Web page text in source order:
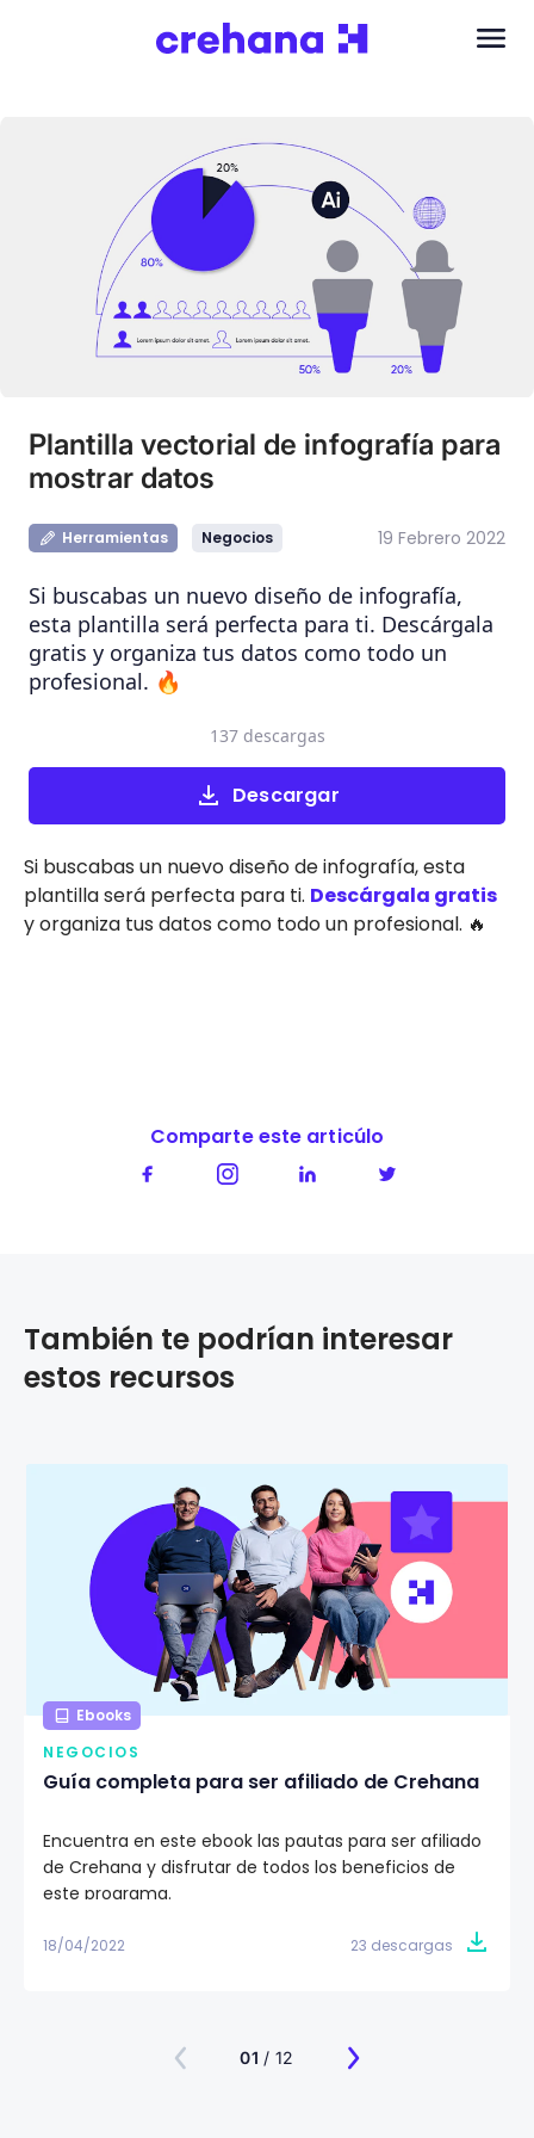
Plantilla vectorial de infografía para
mostrar datos
Herramientas Negocios 19 Febrero 2022
Si buscabas un nuevo diseño de infografía,
esta plantilla será perfecta para ti. Descárgala
gratis y organiza tus datos como todo un
profesional. 🔥
Descargar
137 descargas
Si buscabas un nuevo diseño de infografía, esta
plantilla será perfecta para ti. Descárgala gratis
y organiza tus datos como todo un profesional. 🔥
Comparte este articúlo
También te podrían interesar
estos recursos
Ebooks
NEGOCIOS
Guía completa para ser afiliado de Crehana
Encuentra en este ebook las pautas para ser afiliado
de Crehana y disfrutar de todos los beneficios de
este programa.
18/04/2022 23 descargas
01 / 12